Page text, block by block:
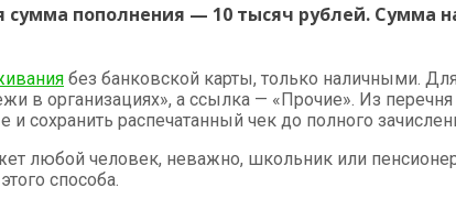
пополнения — 10 тысяч рублей. Сумма
без банковской карты, только наличными.
в организациях», а ссылка — «Прочие». Из
сохранить распечатанный чек до полного
любой человек, неважно, школьник или пенсионер.
способа.